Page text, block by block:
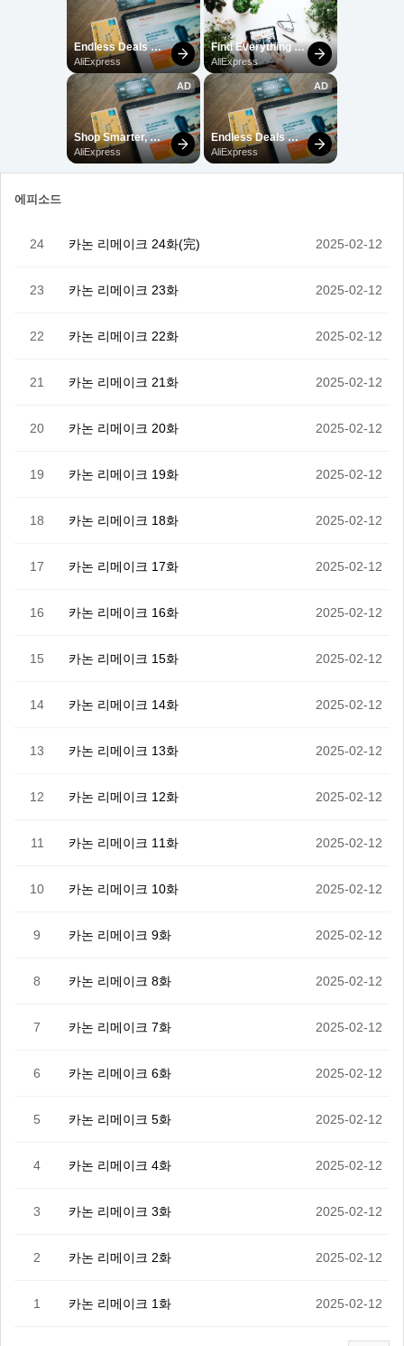
에피소드
24 카논 리메이크 24화(完) 2025-02-12
23 카논 리메이크 23화 2025-02-12
22 카논 리메이크 22화 2025-02-12
21 카논 리메이크 21화 2025-02-12
20 카논 리메이크 20화 2025-02-12
19 카논 리메이크 19화 2025-02-12
18 카논 리메이크 18화 2025-02-12
17 카논 리메이크 17화 2025-02-12
16 카논 리메이크 16화 2025-02-12
15 카논 리메이크 15화 2025-02-12
14 카논 리메이크 14화 2025-02-12
13 카논 리메이크 13화 2025-02-12
12 카논 리메이크 12화 2025-02-12
11 카논 리메이크 11화 2025-02-12
10 카논 리메이크 10화 2025-02-12
9 카논 리메이크 9화 2025-02-12
8 카논 리메이크 8화 2025-02-12
7 카논 리메이크 7화 2025-02-12
6 카논 리메이크 6화 2025-02-12
5 카논 리메이크 5화 2025-02-12
4 카논 리메이크 4화 2025-02-12
3 카논 리메이크 3화 2025-02-12
2 카논 리메이크 2화 2025-02-12
1 카논 리메이크 1화 2025-02-12